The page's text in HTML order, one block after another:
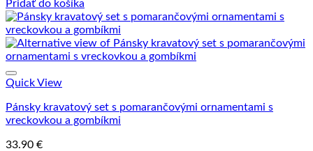
Pridať do košíka
Quick View
Pánsky kravatový set s pomarančovými ornamentami s
vreckovkou a gombíkmi
33.90 €